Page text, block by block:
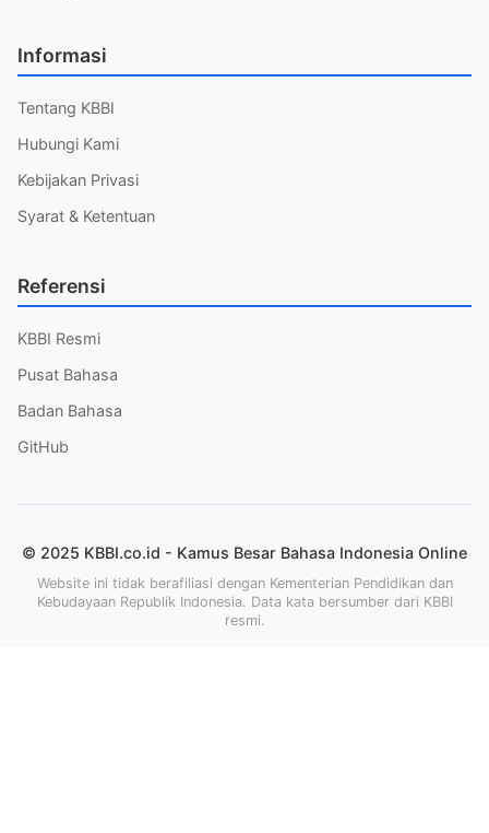
Informasi
Tentang KBBI
Hubungi Kami
Kebijakan Privasi
Syarat & Ketentuan
Referensi
KBBI Resmi
Pusat Bahasa
Badan Bahasa
GitHub
© 2025 KBBI.co.id - Kamus Besar Bahasa Indonesia Online
Website ini tidak berafiliasi dengan Kementerian Pendidikan dan
Kebudayaan Republik Indonesia. Data kata bersumber dari KBBI
resmi.